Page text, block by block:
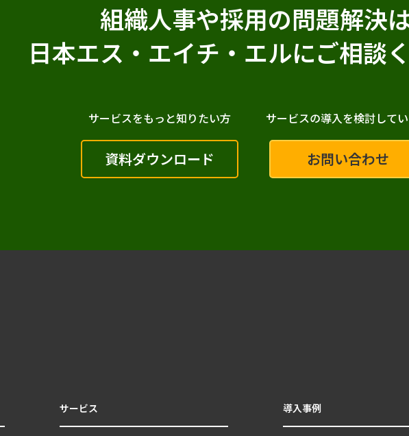
組織人事や採用の問題解決
日本エス・エイチ・エルにご相談
サービスをもっと知りたい方
資料ダウンロード
サービスの導入を検討して
お問い合わせ
サービス 導入事例